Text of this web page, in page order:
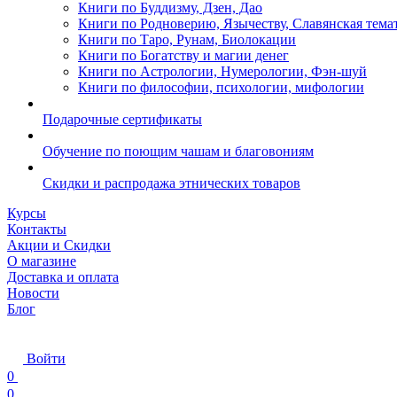
Книги по Буддизму, Дзен, Дао
Книги по Родноверию, Язычеству, Славянская
Книги по Таро, Рунам, Биолокации
Книги по Богатству и магии денег
Книги по Астрологии, Нумерологии, Фэн-шуй
Книги по философии, психологии, мифологии
Подарочные сертификаты
Обучение по поющим чашам и благовониям
Скидки и распродажа этнических товаров
Курсы
Контакты
Акции и Скидки
О магазине
Доставка и оплата
Новости
Блог
Войти
0
0